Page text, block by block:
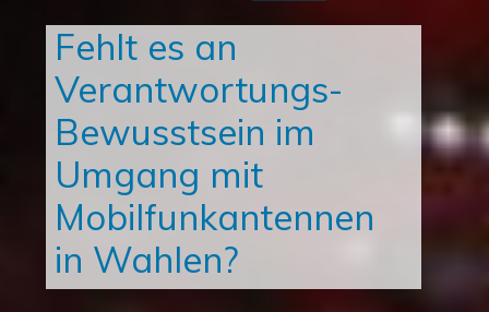
Fehlt es an
Verantwortungs-
Bewusstsein im
Umgang mit
Mobilfunkantennen
in Wahlen?